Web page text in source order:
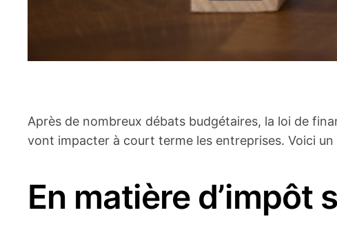
Après de nombreux débats budgétaires, la loi de
vont impacter à court terme les entreprises. Voici
En matière d’impôt